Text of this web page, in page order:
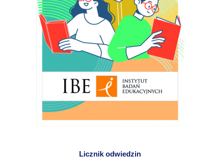
Licznik odwiedzin